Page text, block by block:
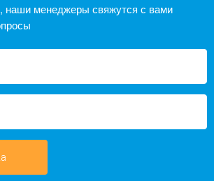
наши менеджеры свяжутся с вами